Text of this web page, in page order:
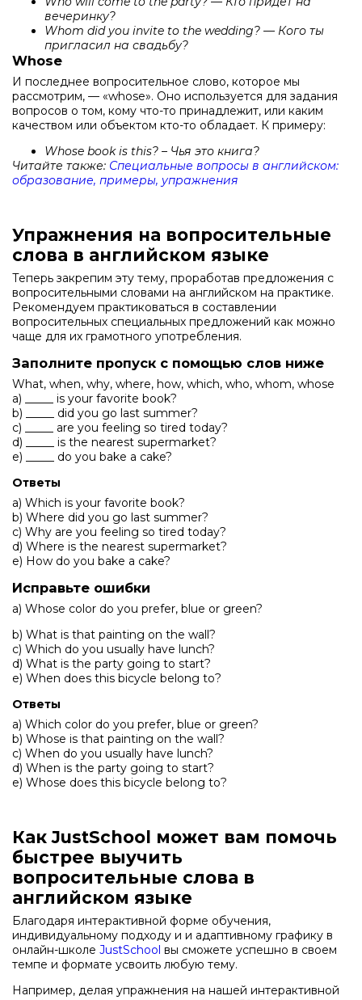
вечеринку?
Whom did you invite to the wedding? — Кого ты
пригласил на свадьбу?
Whose
И последнее вопросительное слово, которое мы
рассмотрим, — «whose». Оно используется для задания
вопросов о том, кому что-то принадлежит, или каким
качеством или объектом кто-то обладает. К примеру:
Whose book is this? – Чья это книга?
Читайте также: Специальные вопросы в английском:
образование, примеры, упражнения
Упражнения на вопросительные
слова в английском языке
Теперь закрепим эту тему, проработав предложения с
вопросительными словами на английском на практике.
Рекомендуем практиковаться в составлении
вопросительных специальных предложений как можно
чаще для их грамотного употребления.
Заполните пропуск с помощью слов ниже
What, when, why, where, how, which, who, whom, whose
a) _____ is your favorite book?
b) _____ did you go last summer?
c) _____ are you feeling so tired today?
d) _____ is the nearest supermarket?
e) _____ do you bake a cake?
Ответы
a) Which is your favorite book?
b) Where did you go last summer?
c) Why are you feeling so tired today?
d) Where is the nearest supermarket?
e) How do you bake a cake?
Исправьте ошибки
a) Whose color do you prefer, blue or green?
b) What is that painting on the wall?
c) Which do you usually have lunch?
d) What is the party going to start?
e) When does this bicycle belong to?
Ответы
a) Which color do you prefer, blue or green?
b) Whose is that painting on the wall?
c) When do you usually have lunch?
d) When is the party going to start?
e) Whose does this bicycle belong to?
Как JustSchool может вам помочь
быстрее выучить
вопросительные слова в
английском языке
Благодаря интерактивной форме обучения,
индивидуальному подходу и и адаптивному графику в
онлайн-школе JustSchool вы сможете успешно в своем
темпе и формате усвоить любую тему.
Например, делая упражнения на нашей интерактивной